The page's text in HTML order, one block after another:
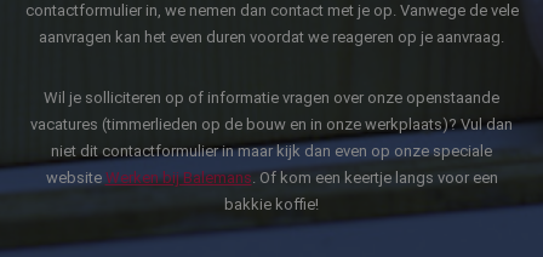
BLOG
CONTACT
WERKEN BIJ BALEMANS
contactformulier in, we nemen dan contact met je op. Vanwege de vele
aanvragen kan het even duren voordat we reageren op je aanvraag.
Wil je solliciteren op of informatie vragen over onze openstaande
vacatures (timmerlieden op de bouw en in onze werkplaats)? Vul dan
niet dit contactformulier in maar kijk dan even op onze speciale
website Werken bij Balemans. Of kom een keertje langs voor een
bakkie koffie!